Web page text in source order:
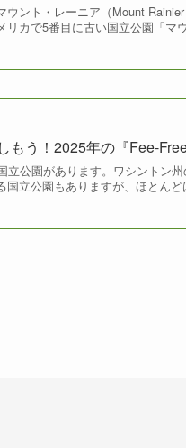
ント・レーニア（Mount
リカで5番目に古い国立公園「マ
もう！2025年の『Fee-Free
立公園があります。ワシントン
国立公園もありますが、ほとん